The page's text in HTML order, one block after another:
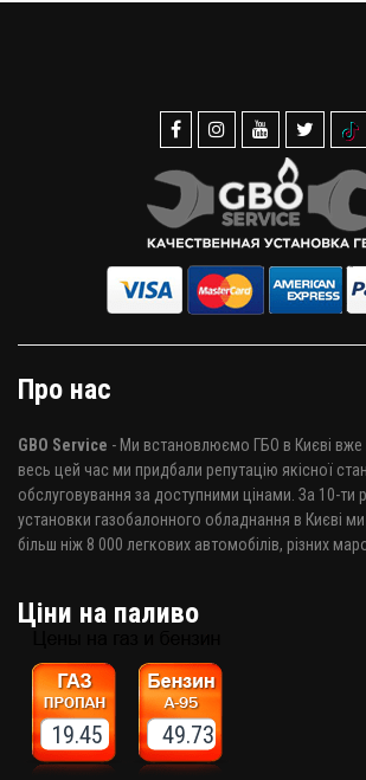
Про нас
GBO Service - Ми встановлюємо ГБО в Києві вже
весь цей час ми придбали репутацію якісної
обслуговування за доступними цінами. За 10-ти
установки газобалонного обладнання в Києві
більш ніж 8 000 легкових автомобілів, різних
Ціни на паливо
19.45 49.73